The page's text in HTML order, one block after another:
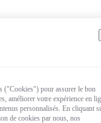
("Cookies") pour assurer le bon
améliorer votre expérience en
personnalisés. En cliquant
de cookies par nous, nos